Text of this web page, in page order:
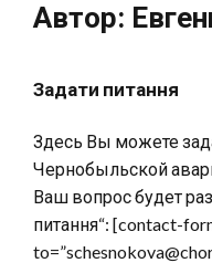
Автор:
Задати питання
Здесь Вы можете
Чернобыльской
Ваш вопрос будет
питання“: [contact-